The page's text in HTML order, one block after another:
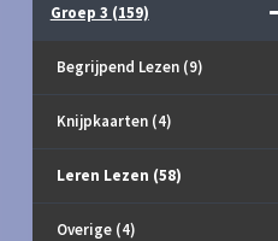
Groep 3 (159)
Begrijpend Lezen (9)
Knijpkaarten (4)
Leren Lezen (58)
Overige (4)